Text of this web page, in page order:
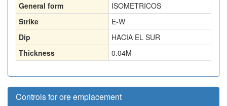
General form
ISOMETRICOS
Strike
E-W
Dip
HACIA EL SUR
Thickness
0.04M
Controls for ore emplacement